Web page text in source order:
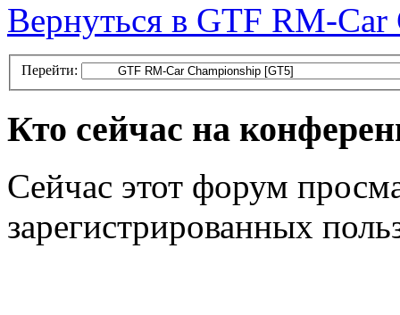
Вернуться в GTF RM-
Перейти:
Кто сейчас на
Сейчас этот форум
зарегистрированных